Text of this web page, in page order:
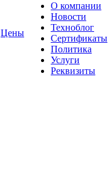
Цены
О компании
Новости
Техноблог
Сертификаты
Политика
Услуги
Реквизиты